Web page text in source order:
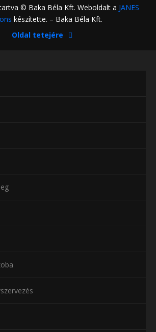
© Baka Béla Kft. Weboldalt a JANES
készítette. – Baka Béla Kft.
Oldal tetejére